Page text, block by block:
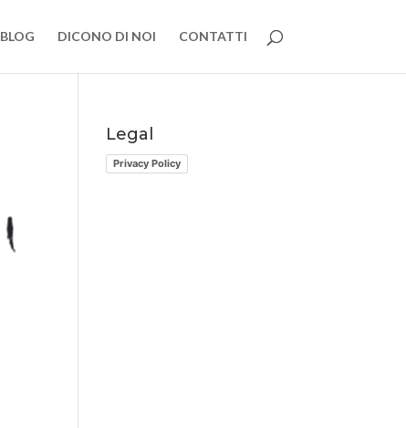
BLOG DICONO DI NOI CONTATTI
Legal
Privacy Policy